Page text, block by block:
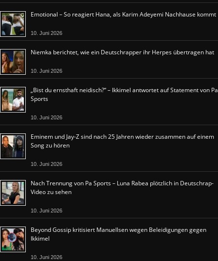
Emotional – So reagiert Hana, als Karim Adeyemi Nachhause kommt
10. Juni 2026
Niemka berichtet, wie ein Deutschrapper ihr Herpes übertragen hat
10. Juni 2026
„Bist du ernsthaft neidisch?“ – Ikkimel antwortet auf Statement von Pa
Sports
10. Juni 2026
Eminem und Jay-Z sind nach 25 Jahren wieder zusammen auf einem
Song zu hören
10. Juni 2026
Nach Trennung von Pa Sports – Luna Rabea plötzlich in Deutschrap-
Video zu sehen
10. Juni 2026
Beyond Gossip kritisiert Manuellsen wegen Beleidigungen gegen
Ikkimel
10. Juni 2026